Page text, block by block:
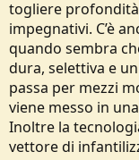
togliere
impegnativi. C’è
quando sembra
dura, selettiva e
passa per mezzi
viene messo in
Inoltre la
vettore di